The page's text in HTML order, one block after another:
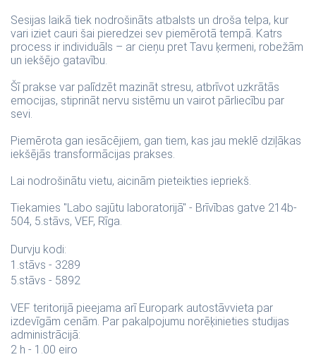
Sesijas laikā tiek nodrošināts atbalsts un droša telpa, kur
vari iziet cauri šai pieredzei sev piemērotā tempā. Katrs
process ir individuāls – ar cieņu pret Tavu ķermeni, robežām
un iekšējo gatavību.
Šī prakse var palīdzēt mazināt stresu, atbrīvot uzkrātās
emocijas, stiprināt nervu sistēmu un vairot pārliecību par
sevi.
Piemērota gan iesācējiem, gan tiem, kas jau meklē dziļākas
iekšējās transformācijas prakses.
Lai nodrošinātu vietu, aicinām pieteikties iepriekš.
Tiekamies "Labo sajūtu laboratorijā" - Brīvības gatve 214b-
504, 5.stāvs, VEF, Rīga.
Durvju kodi:
1.stāvs - 3289
5.stāvs - 5892
VEF teritorijā pieejama arī Europark autostāvvieta par
izdevīgām cenām. Par pakalpojumu norēķinieties studijas
administrācijā:
2 h - 1.00 eiro